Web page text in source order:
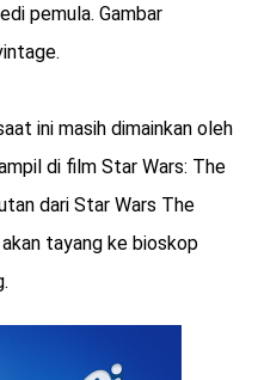
pemula. Gambar
ini masih dimainkan oleh
di film Star Wars: The
dari Star Wars The
tayang ke bioskop